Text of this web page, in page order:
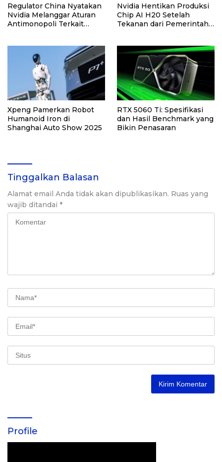
Regulator China Nyatakan
Nvidia Melanggar Aturan
Antimonopoli Terkait
Nvidia Hentikan Produksi
Chip AI H20 Setelah
Tekanan dari Pemerintah
Xpeng Pamerkan Robot
Humanoid Iron di
Shanghai Auto Show 2025
RTX 5060 Ti: Spesifikasi
dan Hasil Benchmark yang
Bikin Penasaran
Tinggalkan Balasan
Alamat email Anda tidak akan dipublikasikan. Ruas yang
wajib ditandai *
Profile